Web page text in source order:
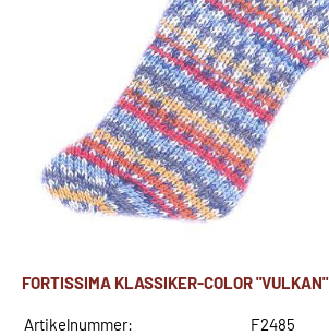
FORTISSIMA KLASSIKER-COLOR "VULKAN"
Artikelnummer: F2485